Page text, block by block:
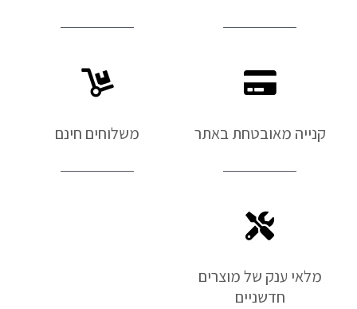
קנייה מאובטחת באתר משלוחים חינם
מלאי ענק של מוצרים
חדשניים